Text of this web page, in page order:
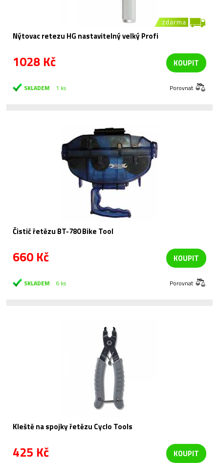
zdarma
Nýtovac retezu HG nastavitelný velký Profi
1028 Kč KOUPIT
SKLADEM 1 ks Porovnat
Čistič řetězu BT-780 Bike Tool
660 Kč KOUPIT
SKLADEM 6 ks Porovnat
Kleště na spojky řetězu Cyclo Tools
425 Kč KOUPIT